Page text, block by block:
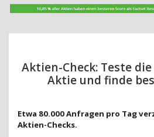
Aktien-Check: Teste
Aktie und finde
Etwa 80.000 Anfragen pro Tag
Aktien-Checks.